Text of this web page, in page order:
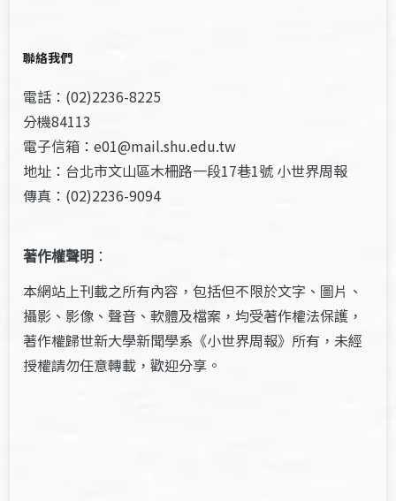
聯絡我們
電話：(02)2236-8225
分機84113
電子信箱：e01@mail.shu.edu.tw
地址：台北市文山區木柵路一段17巷1號 小世界周報
傳真：(02)2236-9094
著作權聲明 ：
本網站上刊載之所有內容，包括但不限於文字、圖片、
攝影、影像、聲音、軟體及檔案，均受著作權法保護，
著作權歸世新大學新聞學系《小世界周報》所有，未經
授權請勿任意轉載，歡迎分享。